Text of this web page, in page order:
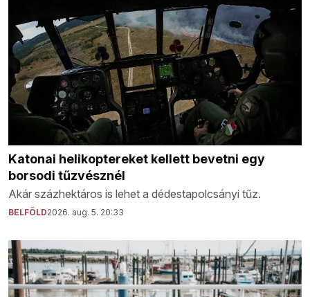
Katonai helikoptereket kellett bevetni egy
borsodi tűzvésznél
Akár százhektáros is lehet a dédestapolcsányi tűz.
BELFÖLD2026. aug. 5. 20:33